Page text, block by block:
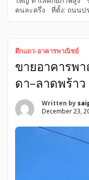
คนละครึ่ง ที่ตั้ง: ถนนป
แข็งแรง • ชั้นล่างสภาพ
ทันที • ชั้นบนสามารถรี
ส่วนจากชั้นบน มีบันได
ทะเบียนแยกระหว่างส่
จุดเด่นทำเล • […]
ตึกแถว-อาคารพาณิชย์
ขายอาคารพ
ดา–ลาดพร้าว
Written by
December 23,